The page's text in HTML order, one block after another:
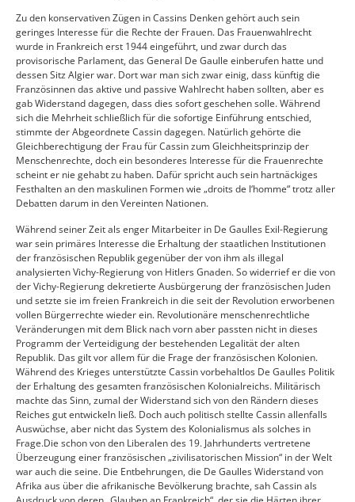
Zu den konservativen Zügen in Cassins Denken gehört auch sein
geringes Interesse für die Rechte der Frauen. Das Frauenwahlrecht
wurde in Frankreich erst 1944 eingeführt, und zwar durch das
provisorische Parlament, das General De Gaulle einberufen hatte und
dessen Sitz Algier war. Dort war man sich zwar einig, dass künftig die
Französinnen das aktive und passive Wahlrecht haben sollten, aber es
gab Widerstand dagegen, dass dies sofort geschehen solle. Während
sich die Mehrheit schließlich für die sofortige Einführung entschied,
stimmte der Abgeordnete Cassin dagegen. Natürlich gehörte die
Gleichberechtigung der Frau für Cassin zum Gleichheitsprinzip der
Menschenrechte, doch ein besonderes Interesse für die Frauenrechte
scheint er nie gehabt zu haben. Dafür spricht auch sein hartnäckiges
Festhalten an den maskulinen Formen wie „droits de l‘homme“ trotz aller
Debatten darum in den Vereinten Nationen.
Während seiner Zeit als enger Mitarbeiter in De Gaulles Exil-Regierung
war sein primäres Interesse die Erhaltung der staatlichen Institutionen
der französischen Republik gegenüber der von ihm als illegal
analysierten Vichy-Regierung von Hitlers Gnaden. So widerrief er die von
der Vichy-Regierung dekretierte Ausbürgerung der französischen Juden
und setzte sie im freien Frankreich in die seit der Revolution erworbenen
vollen Bürgerrechte wieder ein. Revolutionäre menschenrechtliche
Veränderungen mit dem Blick nach vorn aber passten nicht in dieses
Programm der Verteidigung der bestehenden Legalität der alten
Republik. Das gilt vor allem für die Frage der französischen Kolonien.
Während des Krieges unterstützte Cassin vorbehaltlos De Gaulles Politik
der Erhaltung des gesamten französischen Kolonialreichs. Militärisch
machte das Sinn, zumal der Widerstand sich von den Rändern dieses
Reiches gut entwickeln ließ. Doch auch politisch stellte Cassin allenfalls
Auswüchse, aber nicht das System des Kolonialismus als solches in
Frage.Die schon von den Liberalen des 19. Jahrhunderts vertretene
Überzeugung einer französischen „zivilisatorischen Mission“ in der Welt
war auch die seine. Die Entbehrungen, die De Gaulles Widerstand von
Afrika aus über die afrikanische Bevölkerung brachte, sah Cassin als